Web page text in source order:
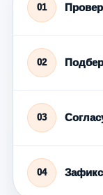
01
02
03
04